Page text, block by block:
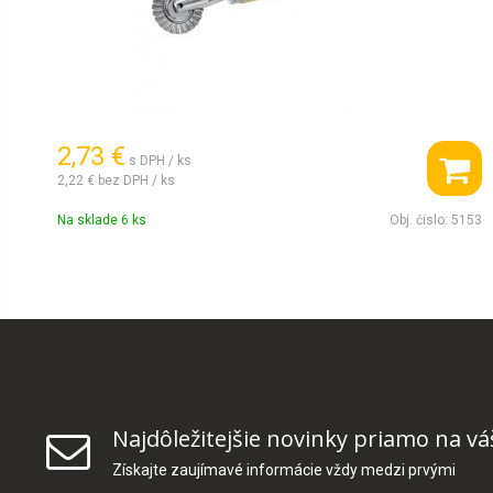
2,73 € s DPH / ks
2,22 € bez DPH / ks
Na sklade 6 ks Obj. čislo: 5153
Najdôležitejšie novinky priamo na
Získajte zaujímavé informácie vždy medzi prvými